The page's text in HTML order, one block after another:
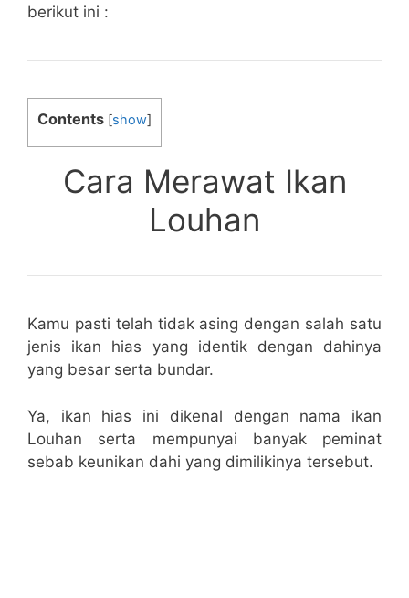
berikut ini :
Contents [show]
Cara Merawat Ikan
Louhan
Kamu pasti telah tidak asing dengan salah satu
jenis ikan hias yang identik dengan dahinya
yang besar serta bundar.
Ya, ikan hias ini dikenal dengan nama ikan
Louhan serta mempunyai banyak peminat
sebab keunikan dahi yang dimilikinya tersebut.